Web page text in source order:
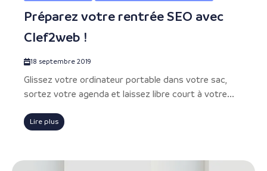
Préparez votre rentrée SEO avec
Clef2web !
18 septembre 2019
Glissez votre ordinateur portable dans votre sac,
sortez votre agenda et laissez libre court à votre...
Lire plus